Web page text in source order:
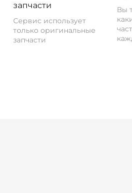
запчасти
Сервис использует
только оригинальные
запчасти
Вы